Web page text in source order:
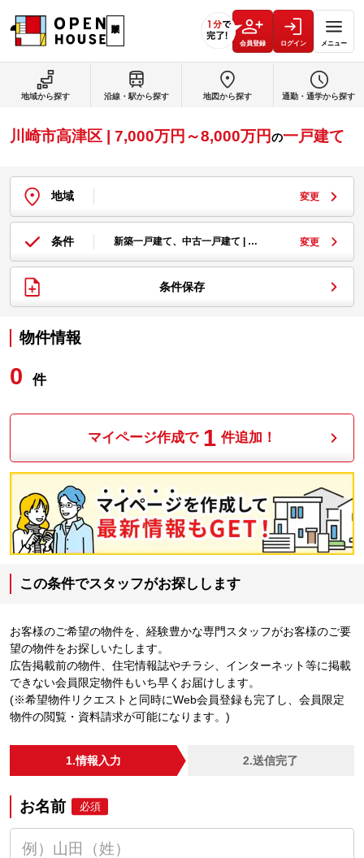
会員登録 ログイン メニュー
川崎市高津区 | 7,000万円～8,000万円の一戸建て
地域 変更
条件 新築一戸建て、中古一戸建て | … 変更
条件保存
物件情報
0 件
マイページ作成で 1 件追加！
この条件でスタッフがお探しします
お客様のご希望の物件を、経験豊かな専門スタッフがお客様のご要
望の物件をお探しいたします。
広告掲載前の物件、住宅情報誌やチラシ、インターネット等に掲載
できない会員限定物件もいち早くお届けします。
(※希望物件リクエストと同時にWeb会員登録も完了し、会員限定
物件の閲覧・資料請求が可能になります。)
1.情報入力 2.送信完了
お名前 必須
地域から探す 沿線・駅から探す 地図から探す 通勤・通学から探す